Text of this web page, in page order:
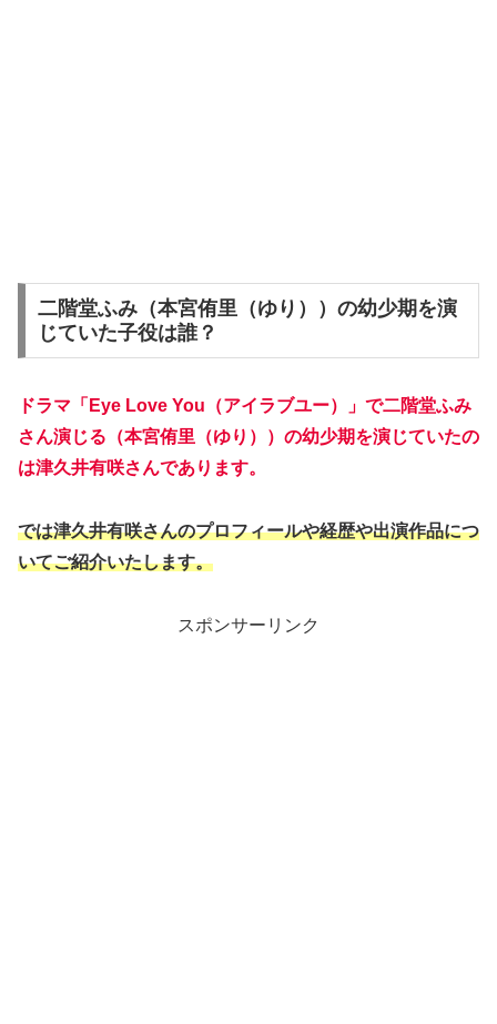
二階堂ふみ（本宮侑里（ゆり））の幼少期を演
じていた子役は誰？
ドラマ「Eye Love You（アイラブユー）」 で二階堂ふみ
さん演じる（本宮侑里（ゆり））の幼少期を演じていたの
は津久井有咲さんであります。
では津久井有咲さんのプロフィールや経歴や出演作品につ
いてご紹介いたします。
スポンサーリンク